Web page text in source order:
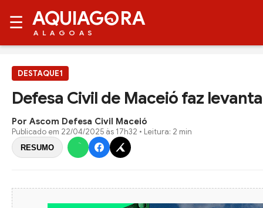
☰ AQUIAG RA
ALAGOAS
DESTAQUE1
Defesa Civil de Maceió faz
Por Ascom Defesa Civil Maceió
Publicado em 22/04/2025 às 17h32 • Leitura: 2 min
RESUMO